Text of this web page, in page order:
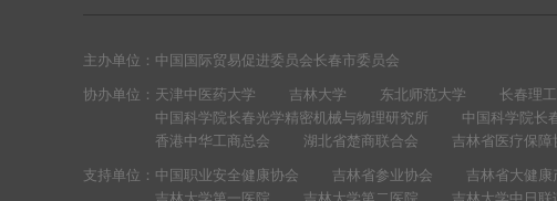
主办单位： 中国国际贸易促进委员会长春市委员会
协办单位： 天津中医药大学 吉林大学 东北师范大学 长春理
中国科学院长春光学精密机械与物理研究所
中国科学院长
香港中华工商总会
湖北省楚商联合会 吉林省医疗保障
支持单位： 中国职业安全健康协会 吉林省参业协会 吉林省大健康